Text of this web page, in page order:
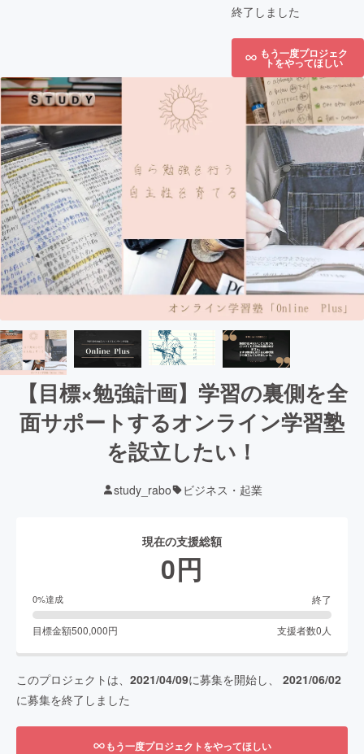
終了しました
もう一度プロジェク
トをやってほしい
【目標×勉強計画】学習の裏側を全
面サポートするオンライン学習塾
を設立したい！
study_rabo ビジネス・起業
現在の支援総額
0円
0%達成 終了
目標金額500,000円 支援者数0 人
このプロジェクトは、 2021/04/09に募集を開始し、 2021/06/02
に募集を終了しました
もう一度プロジェクトをやってほしい